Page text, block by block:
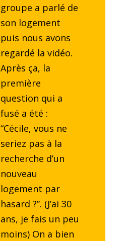
groupe a parlé de
son logement
puis nous avons
regardé la vidéo.
Après ça, la
première
question qui a
fusé a été :
“Cécile, vous ne
seriez pas à la
recherche d’un
nouveau
logement par
hasard ?”. (J’ai 30
ans, je fais un peu
moins) On a bien